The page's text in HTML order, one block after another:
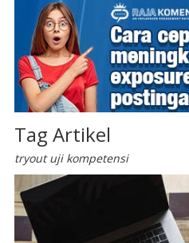
Tag Artikel
tryout uji kompetensi